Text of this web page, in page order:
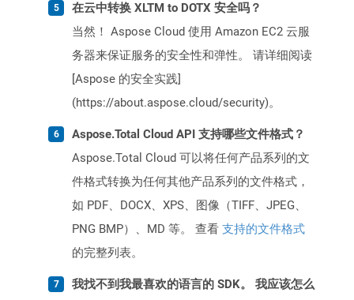
在云中转换 XLTM to DOTX 安全吗？
当然！ Aspose Cloud 使用 Amazon EC2 云服
务器来保证服务的安全性和弹性。 请详细阅读
[Aspose 的安全实践]
(https://about.aspose.cloud/security)。
Aspose.Total Cloud API 支持哪些文件格式？
Aspose.Total Cloud 可以将任何产品系列的文
件格式转换为任何其他产品系列的文件格式，
如 PDF、DOCX、XPS、图像（TIFF、JPEG、
PNG BMP）、MD 等。 查看 支持的文件格式
的完整列表。
我找不到我最喜欢的语言的 SDK。 我应该怎么